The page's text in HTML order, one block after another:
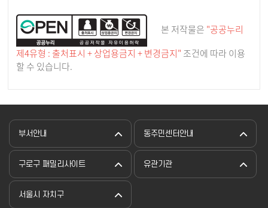
본 저작물은 "공공누리
제4유형 : 출처표시 + 상업용금지 + 변경금지" 조건에 따라 이용
할 수 있습니다.
부서안내 동주민센터안내
구로구 패밀리사이트 유관기관
서울시 자치구